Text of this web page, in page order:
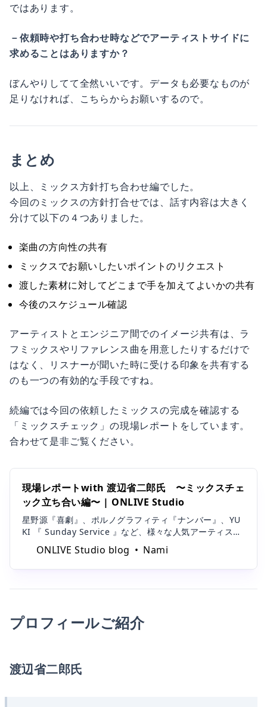
ではあります。
－依頼時や打ち合わせ時などでアーティストサイドに
求めることはありますか？
ぼんやりしてて全然いいです。データも必要なものが
足りなければ、こちらからお願いするので。
まとめ
以上、ミックス方針打ち合わせ編でした。
今回のミックスの方針打合せでは、話す内容は大きく
分けて以下の４つありました。
楽曲の方向性の共有
ミックスでお願いしたいポイントのリクエスト
渡した素材に対してどこまで手を加えてよいかの共有
今後のスケジュール確認
アーティストとエンジニア間でのイメージ共有は、ラ
フミックスやリファレンス曲を用意したりするだけで
はなく、リスナーが聞いた時に受ける印象を共有する
のも一つの有効的な手段ですね。
続編では今回の依頼したミックスの完成を確認する
「ミックスチェック」の現場レポートをしています。
合わせて是非ご覧ください。
現場レポートwith 渡辺省二郎氏 〜ミックスチェ
ック立ち合い編〜 | ONLIVE Studio
星野源『喜劇』、ポルノグラフィティ『ナンバー』、YU
KI 『 Sunday Service 』など、様々な人気アーティスト
の楽曲を手がけてきたエンジニア界の巨匠、渡辺省二郎
氏。今回はサウンドオンライブ株式会社所属アーティス
ト、水村宏輔氏の新曲『アゲハ』のミックスを渡辺氏に
ONLIVE Studio blog Nami
プロフィールご紹介
渡辺省二郎氏